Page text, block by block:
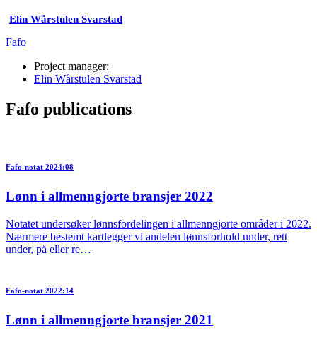
Elin Wårstulen Svarstad
Fafo
Project manager:
Elin Wårstulen Svarstad
Fafo publications
Fafo-notat 2024:08
Lønn i allmenngjorte bransjer 2022
Notatet undersøker lønnsfordelingen i allmenngjorte områder i 2022.
Nærmere bestemt kartlegger vi andelen lønnsforhold under, rett
under, på eller re…
Fafo-notat 2022:14
Lønn i allmenngjorte bransjer 2021